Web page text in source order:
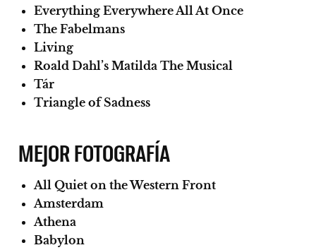
Everything Everywhere All At Once
The Fabelmans
Living
Roald Dahl’s Matilda The Musical
Tár
Triangle of Sadness
MEJOR FOTOGRAFÍA
All Quiet on the Western Front
Amsterdam
Athena
Babylon